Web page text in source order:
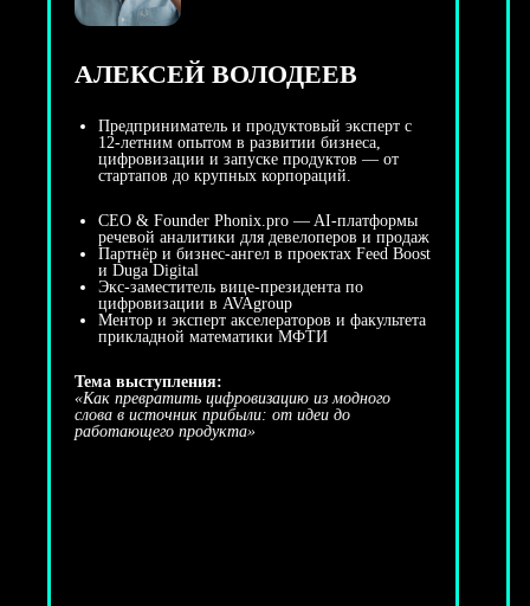
АЛЕКСЕЙ ВОЛОДЕЕВ
Предприниматель и продуктовый эксперт с
12-летним опытом в развитии бизнеса,
цифровизации и запуске продуктов — от
стартапов до крупных корпораций.
CEO & Founder Phonix.pro — AI-платформы
речевой аналитики для девелоперов и продаж
Партнёр и бизнес-ангел в проектах Feed Boost
и Duga Digital
Экс-заместитель вице-президента по
цифровизации в AVAgroup
Ментор и эксперт акселераторов и факультета
прикладной математики МФТИ
Тема выступления:
«Как превратить цифровизацию из модного
слова в источник прибыли: от идеи до
работающего продукта»